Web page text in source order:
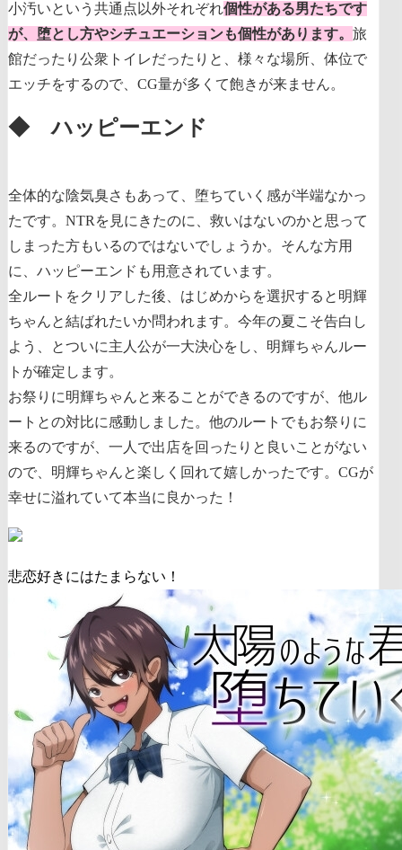
小汚いという共通点以外それぞれ個性がある男たちです
が、堕とし方やシチュエーションも個性があります。 旅
館だったり公衆トイレだったりと、様々な場所、体位で
エッチをするので、CG量が多くて飽きが来ません。
◆ ハッピーエンド
全体的な陰気臭さもあって、堕ちていく感が半端なかっ
たです。NTRを見にきたのに、救いはないのかと思って
しまった方もいるのではないでしょうか。そんな方用
に、ハッピーエンドも用意されています。
全ルートをクリアした後、はじめからを選択すると明輝
ちゃんと結ばれたいか問われます。今年の夏こそ告白し
よう、とついに主人公が一大決心をし、明輝ちゃんルー
トが確定します。
お祭りに明輝ちゃんと来ることができるのですが、他ル
ートとの対比に感動しました。他のルートでもお祭りに
来るのですが、一人で出店を回ったりと良いことがない
ので、明輝ちゃんと楽しく回れて嬉しかったです。CGが
幸せに溢れていて本当に良かった！
悲恋好きにはたまらない！